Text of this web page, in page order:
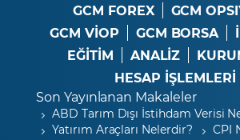
GCM FOREX
GCM
GCM VİOP
GCM BORSA
EĞİTİM
ANALİZ
HESAP İŞLEMLERİ
Son Yayınlanan Makaleler
ABD Tarım Dışı İstihdam Verisi
Yatırım Araçları Nelerdir?
CPI